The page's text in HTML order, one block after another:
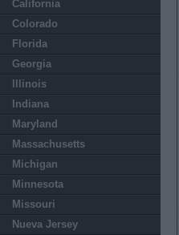
California
Colorado
Florida
Georgia
Illinois
Indiana
Maryland
Massachusetts
Michigan
Minnesota
Missouri
Nueva Jersey